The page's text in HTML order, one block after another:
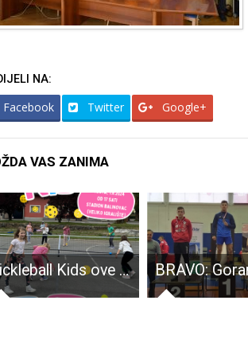
NA:
Facebook Twitter Google+
VAS ZANIMA
Pickleball Kids ove subote na stadionu Balinovac